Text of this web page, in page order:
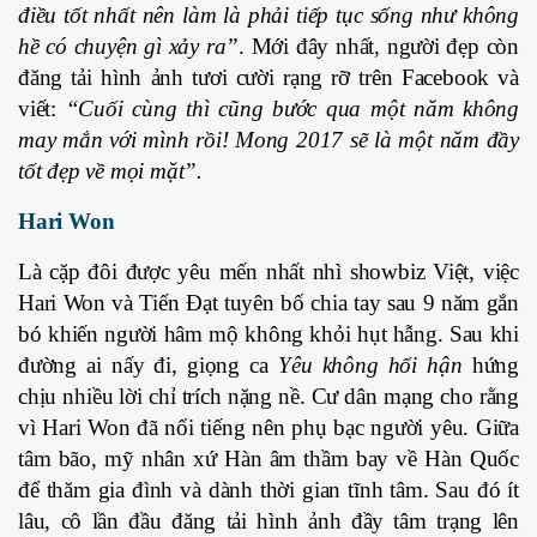
điều tốt nhất nên làm là phải tiếp tục sống như không
hề có chuyện gì xảy ra”. Mới đây nhất, người đẹp còn
đăng tải hình ảnh tươi cười rạng rỡ trên Facebook và
viết: “Cuối cùng thì cũng bước qua một năm không
may mắn với mình rồi! Mong 2017 sẽ là một năm đầy
tốt đẹp về mọi mặt”.
Hari Won
Là cặp đôi được yêu mến nhất nhì showbiz Việt, việc
Hari Won và Tiến Đạt tuyên bố chia tay sau 9 năm gắn
bó khiến người hâm mộ không khỏi hụt hẫng. Sau khi
đường ai nấy đi, giọng caYêu không hối hận hứng
chịu nhiều lời chỉ trích nặng nề. Cư dân mạng cho rằng
vì Hari Won đã nổi tiếng nên phụ bạc người yêu. Giữa
tâm bão, mỹ nhân xứ Hàn âm thầm bay về Hàn Quốc
để thăm gia đình và dành thời gian tĩnh tâm. Sau đó ít
lâu, cô lần đầu đăng tải hình ảnh đầy tâm trạng lên